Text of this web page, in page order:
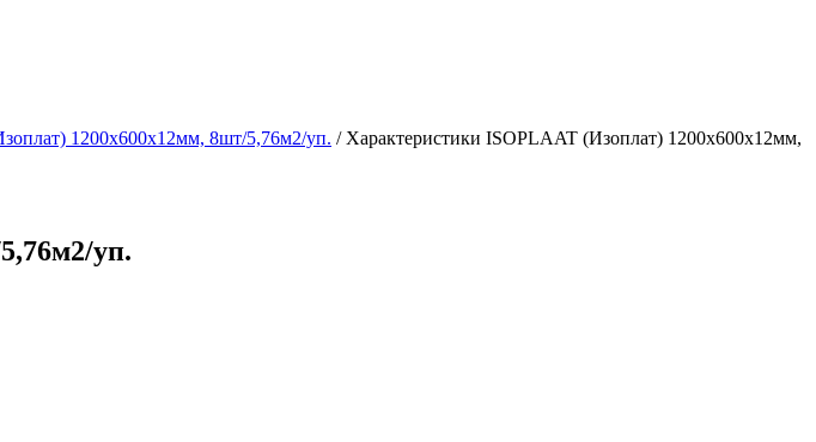
1200х600х12мм, 8шт/5,76м2/уп. / Характеристики ISOPLAAT (Изоплат) 1200х600х12мм,
уп.